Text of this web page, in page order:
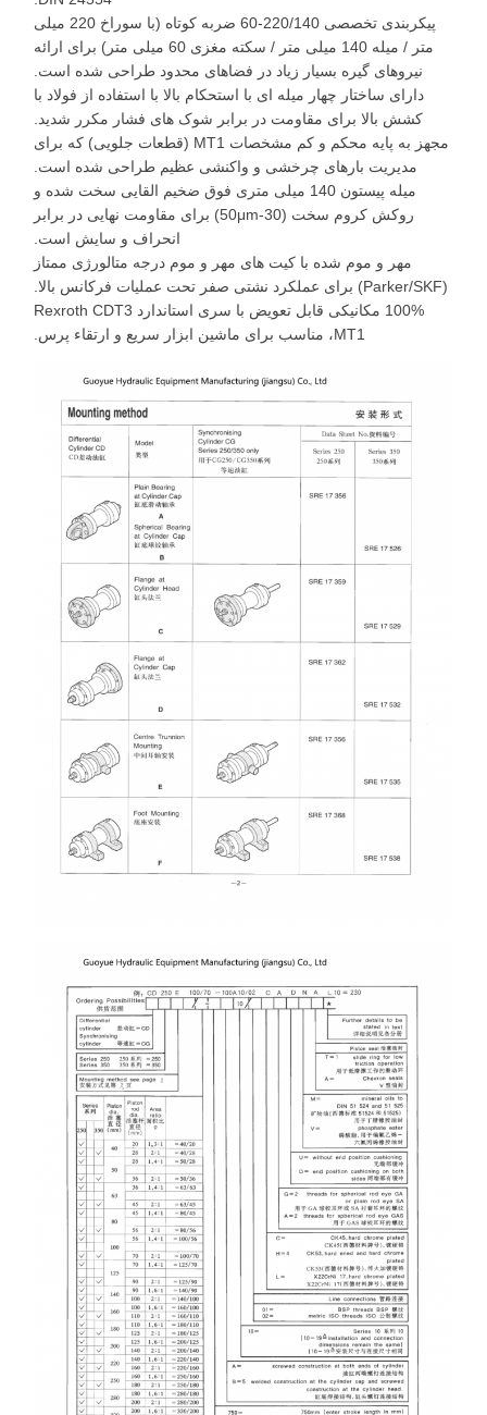
پیکربندی تخصصی 220/140-60 ضربه کوتاه (با سوراخ 220 میلی
متر / میله 140 میلی متر / سکته مغزی 60 میلی متر) برای ارائه
نیروهای گیره بسیار زیاد در فضاهای محدود طراحی شده است.
دارای ساختار چهار میله ای با استحکام بالا با استفاده از فولاد با
کشش بالا برای مقاومت در برابر شوک های فشار مکرر شدید.
مجهز به پایه محکم و کم مشخصات MT1 (قطعات جلویی) که برای
مدیریت بارهای چرخشی و واکنشی عظیم طراحی شده است.
میله پیستون 140 میلی متری فوق ضخیم القایی سخت شده و
روکش کروم سخت (30-50μm) برای مقاومت نهایی در برابر
انحراف و سایش است.
مهر و موم شده با کیت های مهر و موم درجه متالورژی ممتاز
100% مکانیکی قابل تعویض با سری استاندارد Rexroth CDT3